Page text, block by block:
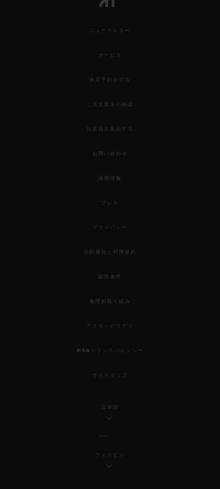
ニュースレター
サービス
来店予約をする
ご注文状況の確認
注文品を返品する
お問い合わせ
採用情報
プレス
プライバシー
法的通知と利用規約
販売条件
倫理的取り組み
アクセシビリティ
MSAトランスパレンシー
サイトマップ
日本語
フィリピン